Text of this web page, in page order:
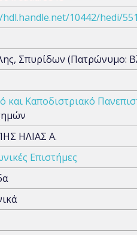
10442/hedi/
Σπυρίδων (Πατρώνυμο:
και Καποδιστριακό
ΗΛΙΑΣ Α.
Επιστήμες